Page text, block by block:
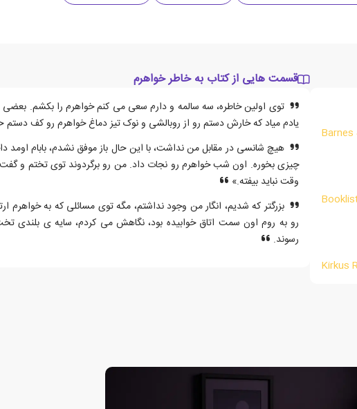
Kirkus
قسمت هایی از کتاب به خاطر خواهرم
توی اولین خاطره، سه سالمه و دارم سعی می کنم خواهرم را بکشم.
یادم میاد که خارش دستم رو از روبالشی و نوک تیز دماغ خواهرم رو کف
هیچ شانسی در مقابل من نداشت، با این حال باز موفق نشدم، بابام اومد
چیزی بخوره. اون شب خواهرم رو نجات داد. من رو برگردوند توی تختم و
وقت نباید بیفته.»
بزرگتر که شدیم، انگار من وجود نداشتم، مگه توی مسائلی که به خواهرم
رو به روم اون سمت اتاق خوابیده بود، نگاهش می کردم، سایه ی بلندی
رسوند.